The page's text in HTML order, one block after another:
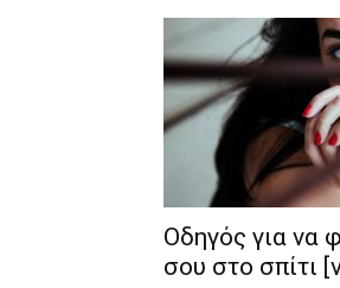
Οδηγός για να
σου στο σπίτι